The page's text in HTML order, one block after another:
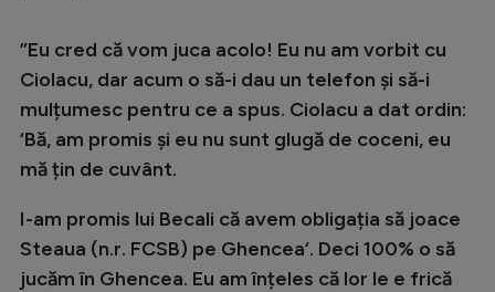
Intră în cont
Creează cont
”Eu cred că vom juca acolo! Eu nu am vorbit cu
Ciolacu, dar acum o să-i dau un telefon și să-i
mulțumesc pentru ce a spus. Ciolacu a dat ordin:
‘Bă, am promis și eu nu sunt glugă de coceni, eu
mă țin de cuvânt.
I-am promis lui Becali că avem obligația să joace
Steaua (n.r. FCSB) pe Ghencea‘. Deci 100% o să
jucăm în Ghencea. Eu am înțeles că lor le e frică